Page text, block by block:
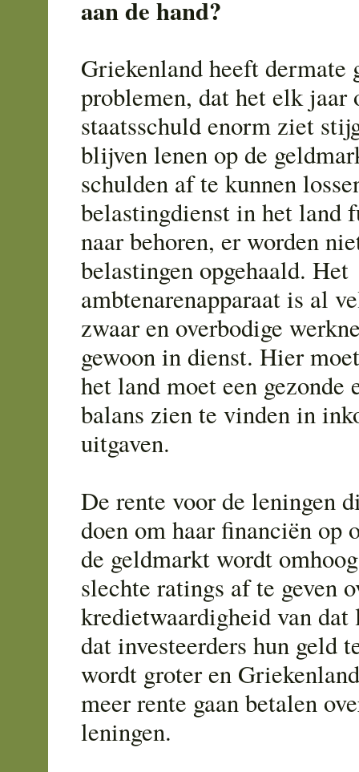
aan de hand?
Griekenland heeft dermate
problemen, dat het elk jaar
staatsschuld enorm ziet
blijven lenen op de
schulden af te kunnen
belastingdienst in het land
naar behoren, er worden
belastingen opgehaald. Het
ambtenarenapparaat is al
zwaar en overbodige
gewoon in dienst. Hier
het land moet een gezonde
balans zien te vinden in
uitgaven.
De rente voor de leningen
doen om haar financiën op
de geldmarkt wordt
slechte ratings af te geven
kredietwaardigheid van
dat investeerders hun geld
wordt groter en
meer rente gaan betalen
leningen.